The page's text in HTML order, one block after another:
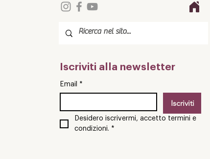
Iscriviti alla newsletter
Email *
Iscriviti
Desidero iscrivermi, accetto termini e
condizioni. *